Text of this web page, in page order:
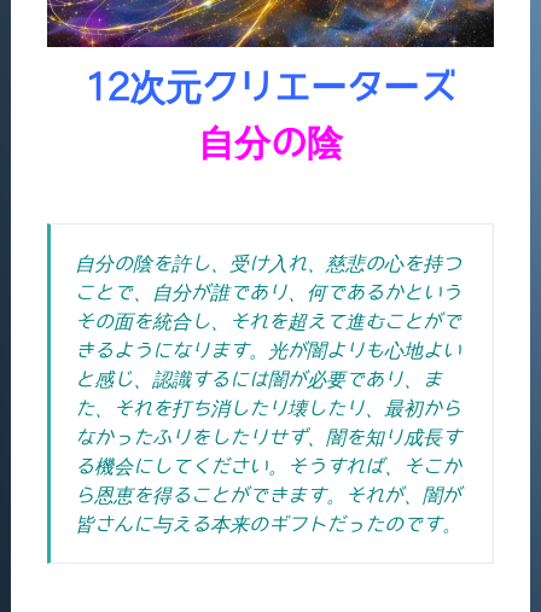
12次元クリエーターズ
自分の陰
自分の陰を許し、受け入れ、慈悲の心を持つ
ことで、自分が誰であり、何であるかという
その面を統合し、それを超えて進むことがで
きるようになります。
光が闇よりも心地よい
と感じ、認識するには闇が必要であり、ま
た、それを打ち消したり壊したり、最初から
なかったふりをしたりせず、 闇を知り成長す
る機会にしてください。そうすれば、そこか
ら恩恵を得ることができます。それが、闇が
皆さんに与える本来のギフトだったのです。